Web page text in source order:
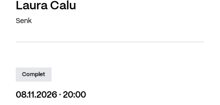
Laura Calu
Senk
Complet
08.11.2026 · 20:00